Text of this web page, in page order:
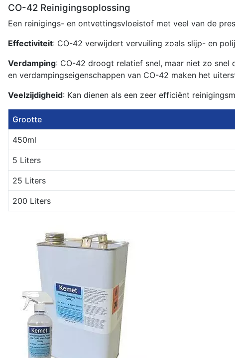
CO-42 Reinigingsoplossing
Een reinigings- en ontvettingsvloeistof met veel van de
Effectiviteit: CO-42 verwijdert vervuiling zoals slijp- en
Verdamping: CO-42 droogt relatief snel, maar niet zo
en verdampingseigenschappen van CO-42 maken het
Veelzijdigheid: Kan dienen als een zeer efficiënt
Grootte
450ml
5 Liters
25 Liters
200 Liters